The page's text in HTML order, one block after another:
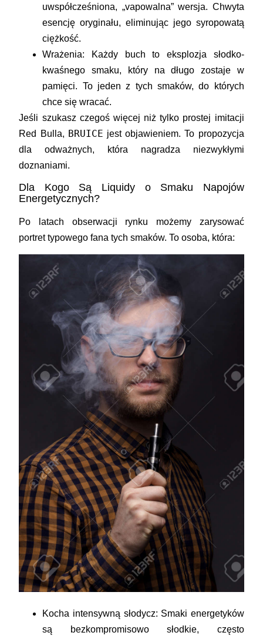
uwspółcześniona, „vapowalna” wersja. Chwyta
esencję oryginału, eliminując jego syropowatą
ciężkość.
Wrażenia: Każdy buch to eksplozja słodko-
kwaśnego smaku, który na długo zostaje w
pamięci. To jeden z tych smaków, do których
chce się wracać.
Jeśli szukasz czegoś więcej niż tylko prostej imitacji
Red Bulla, BRUICE jest objawieniem. To propozycja
dla odważnych, która nagradza niezwykłymi
doznaniami.
Dla Kogo Są Liquidy o Smaku Napojów
Energetycznych?
Po latach obserwacji rynku możemy zarysować
portret typowego fana tych smaków. To osoba, która:
Kocha intensywną słodycz: Smaki energetyków
są bezkompromisowo słodkie, często